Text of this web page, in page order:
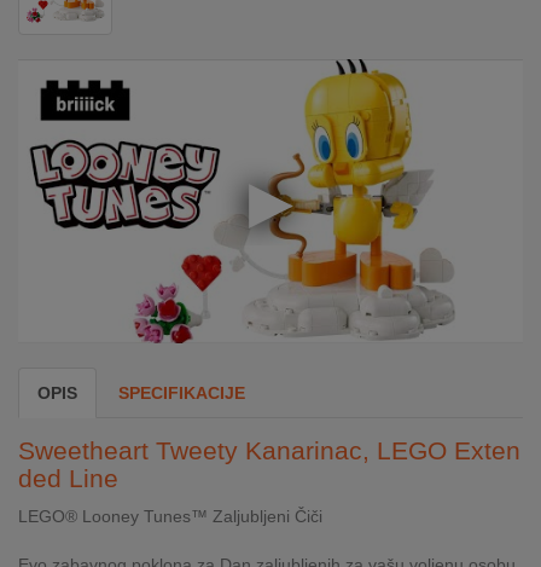
SECURITY
GAME
INTERNO
AKCIJE
BRENDOVI
NOVO
U
OPIS SPECIFIKACIJE
Sweetheart Tweety Kanarinac, LEGO Exten
ded Line
LEGO® Looney Tunes™ Zaljubljeni Čiči